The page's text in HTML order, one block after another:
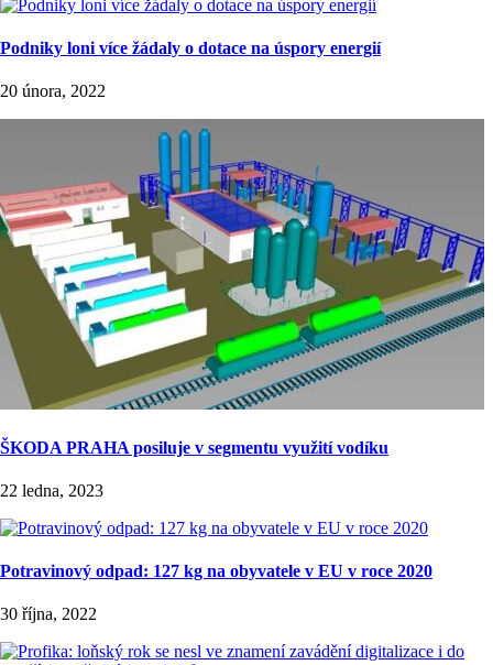
Podniky loni více žádaly o dotace na úspory energií
20 února, 2022
ŠKODA PRAHA posiluje v segmentu využití vodíku
22 ledna, 2023
Potravinový odpad: 127 kg na obyvatele v EU v roce 2020
30 října, 2022